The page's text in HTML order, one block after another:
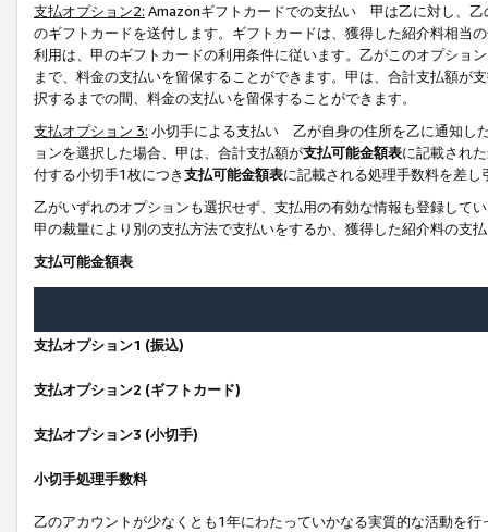
支払オプション2: Amazonギフトカードでの支払い 甲は乙に対し、乙
のギフトカードを送付します。ギフトカードは、獲得した紹介料相当
利用は、甲のギフトカードの利用条件に従います。乙がこのオプショ
まで、料金の支払いを留保することができます。甲は、合計支払額が
択するまでの間、料金の支払いを留保することができます。
支払オプション 3: 小切手による支払い 乙が自身の住所を乙に通知し
ョンを選択した場合、甲は、合計支払額が支払可能金額表に記載され
付する小切手1枚につき支払可能金額表に記載される処理手数料を差し
乙がいずれのオプションも選択せず、支払用の有効な情報も登録して
甲の裁量により別の支払方法で支払いをするか、獲得した紹介料の支
支払可能金額表
支払オプション1 (振込)
支払オプション2 (ギフトカード)
支払オプション3 (小切手)
小切手処理手数料
乙のアカウントが少なくとも1年にわたっていかなる実質的な活動を